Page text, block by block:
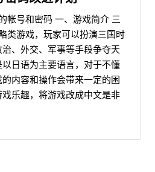
帐号和密码 一、游戏简介 三
类游戏，玩家可以扮演三国时
、外交、军事等手段争夺天
日语为主要语言，对于不懂
内容和操作会带来一定的困
乐趣，将游戏改成中文是非